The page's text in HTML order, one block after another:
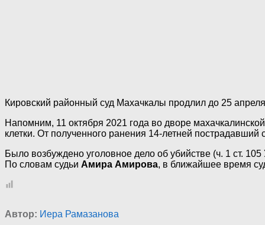
Кировский районный суд Махачкалы продлил до 25
Напомним, 11 октября 2021 года во дворе
клетки. От полученного ранения 14-летней пострадавший
Было возбуждено уголовное дело об убийстве (ч. 1 ст.
По словам судьи Амира Амирова, в ближайшее время
Автор: Иера Рамазанова